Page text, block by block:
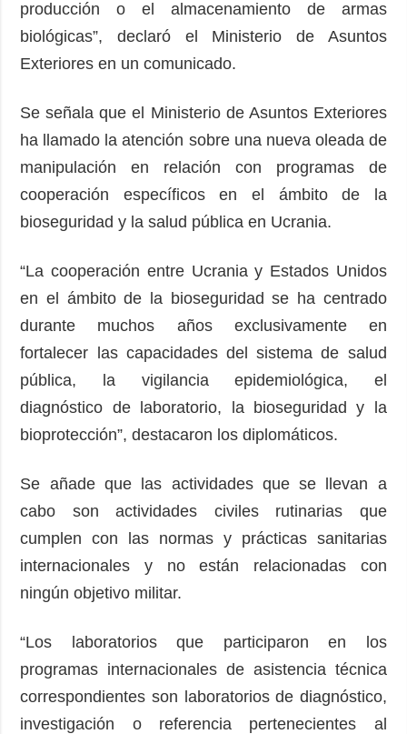
producción o el almacenamiento de armas
biológicas”, declaró el Ministerio de Asuntos
Exteriores en un comunicado.
Se señala que el Ministerio de Asuntos Exteriores
ha llamado la atención sobre una nueva oleada de
manipulación en relación con programas de
cooperación específicos en el ámbito de la
bioseguridad y la salud pública en Ucrania.
“La cooperación entre Ucrania y Estados Unidos
en el ámbito de la bioseguridad se ha centrado
durante muchos años exclusivamente en
fortalecer las capacidades del sistema de salud
pública, la vigilancia epidemiológica, el
diagnóstico de laboratorio, la bioseguridad y la
bioprotección”, destacaron los diplomáticos.
Se añade que las actividades que se llevan a
cabo son actividades civiles rutinarias que
cumplen con las normas y prácticas sanitarias
internacionales y no están relacionadas con
ningún objetivo militar.
“Los laboratorios que participaron en los
programas internacionales de asistencia técnica
correspondientes son laboratorios de diagnóstico,
investigación o referencia pertenecientes al